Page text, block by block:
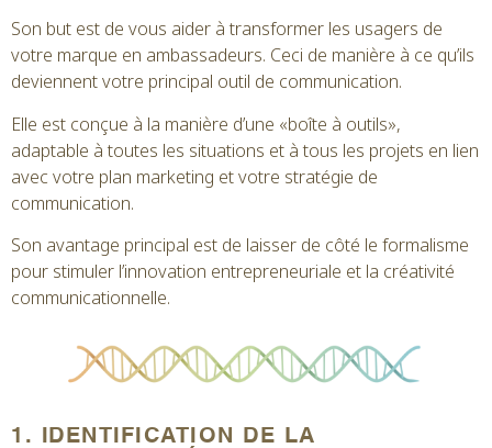
Son but est de vous aider à transformer les usagers de
votre marque en ambassadeurs. Ceci de manière à ce qu’ils
deviennent votre principal outil de communication.
Elle est conçue à la manière d’une «boîte à outils»,
adaptable à toutes les situations et à tous les projets en lien
avec votre plan marketing et votre stratégie de
communication.
Son avantage principal est de laisser de côté le formalisme
pour stimuler l’innovation entrepreneuriale et la créativité
communicationnelle.
1. IDENTIFICATION DE LA